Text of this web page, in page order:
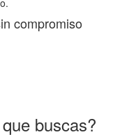
compromiso
buscas?